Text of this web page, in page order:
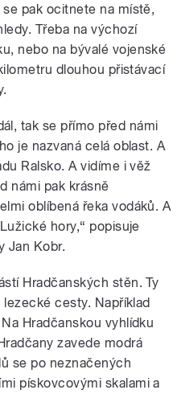
pak ocitnete na místě,
Třeba na výchozí
nebo na bývalé vojenské
dlouhou přistávací
tak se přímo před námi
je nazvaná celá oblast. A
Ralsko. A vidíme i věž
námi pak krásně
oblíbená řeka vodáků. A
hory,“ popisuje
Jan Kobr.
Hradčanských stěn. Ty
cesty. Například
Hradčanskou vyhlídku
zavede modrá
se po neznačených
pískovcovými skalami a